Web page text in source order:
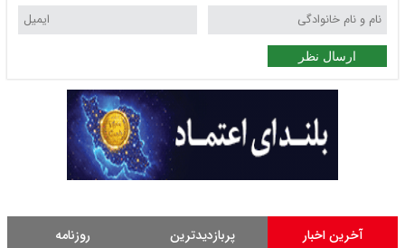
ارسال نظر
آخرین اخبار پربازدیدترین روزنامه